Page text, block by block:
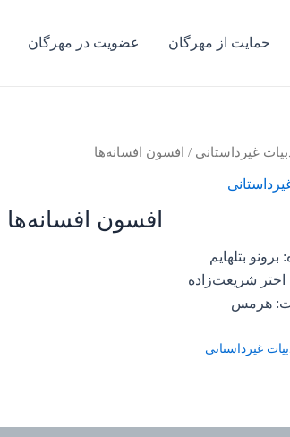
حمایت از مهرگان عضویت در مهرگان
غیرداستانی / افسون افسانه‌ها
افسون افسانه‌ها
برونو بتلهایم
شریعت‌زاده
هرمس
غیرداستانی